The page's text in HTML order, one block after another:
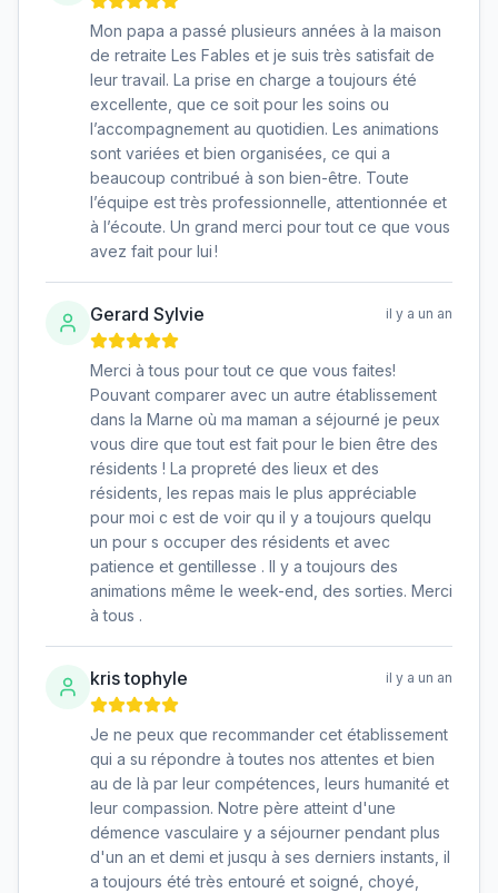
Mon papa a passé plusieurs années à la maison
de retraite Les Fables et je suis très satisfait de
leur travail. La prise en charge a toujours été
excellente, que ce soit pour les soins ou
l’accompagnement au quotidien. Les animations
sont variées et bien organisées, ce qui a
beaucoup contribué à son bien-être. Toute
l’équipe est très professionnelle, attentionnée et
à l’écoute. Un grand merci pour tout ce que vous
avez fait pour lui !
Gerard Sylvie il y a un an
Merci à tous pour tout ce que vous faites!
Pouvant comparer avec un autre établissement
dans la Marne où ma maman a séjourné je peux
vous dire que tout est fait pour le bien être des
résidents ! La propreté des lieux et des
résidents, les repas mais le plus appréciable
pour moi c est de voir qu il y a toujours quelqu
un pour s occuper des résidents et avec
patience et gentillesse . Il y a toujours des
animations même le week-end, des sorties. Merci
à tous .
kris tophyle il y a un an
Je ne peux que recommander cet établissement
qui a su répondre à toutes nos attentes et bien
au de là par leur compétences, leurs humanité et
leur compassion. Notre père atteint d'une
démence vasculaire y a séjourner pendant plus
d'un an et demi et jusqu à ses derniers instants, il
a toujours été très entouré et soigné, choyé,